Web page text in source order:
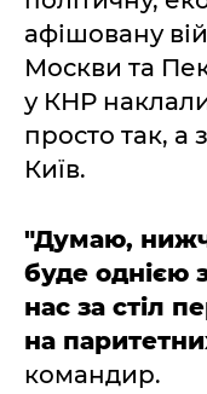
афішовану
Москви та
у КНР
просто так, а
Київ.
"Думаю,
буде однією
нас за стіл
на
командир.